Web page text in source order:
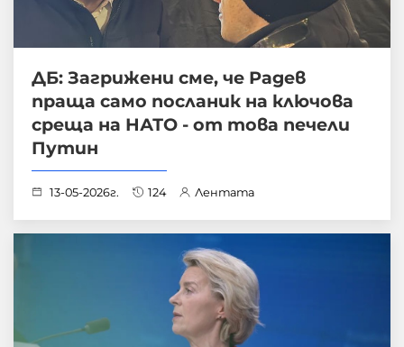
ДБ: Загрижени сме, че Радев
праща само посланик на ключова
среща на НАТО - от това печели
Путин
13-05-2026г. 124 Лентата